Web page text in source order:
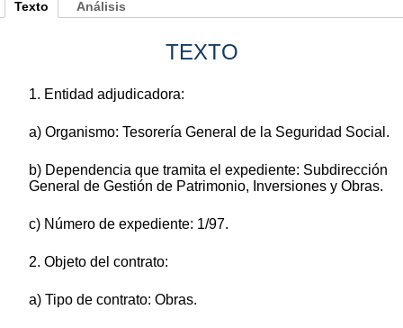
Texto
TEXTO
1. Entidad adjudicadora:
a) Organismo: Tesorería General de la Seguridad Social.
b) Dependencia que tramita el expediente: Subdirección
General de Gestión de Patrimonio, Inversiones y Obras.
c) Número de expediente: 1/97.
2. Objeto del contrato:
a) Tipo de contrato: Obras.
Análisis